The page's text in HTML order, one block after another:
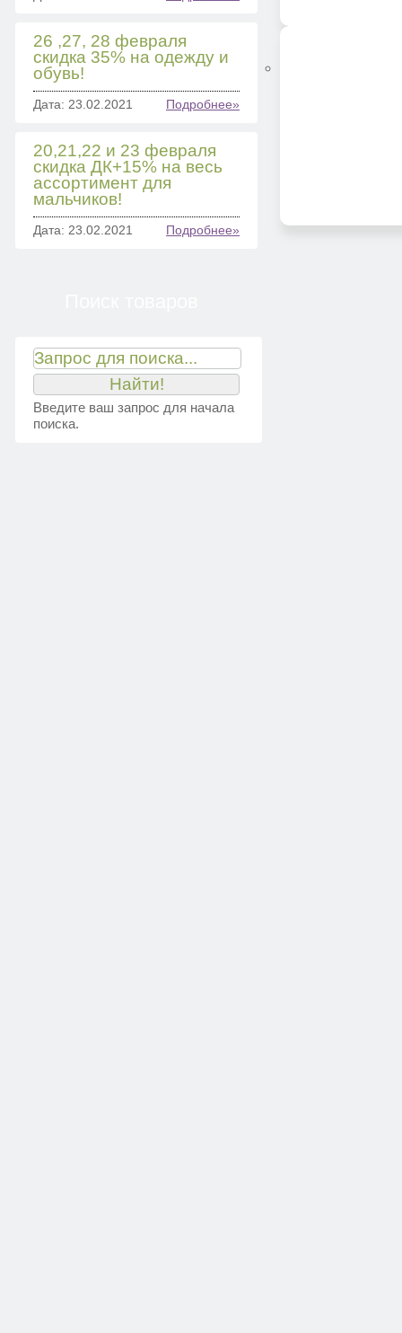
26 ,27, 28 февраля
скидка 35% на одежду и
обувь!
Дата: 23.02.2021 Подробнее»
20,21,22 и 23 февраля
скидка ДК+15% на весь
ассортимент для
мальчиков!
Дата: 23.02.2021 Подробнее»
Введите ваш запрос для начала
поиска.